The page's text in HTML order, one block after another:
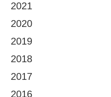
2021
2020
2019
2018
2017
2016